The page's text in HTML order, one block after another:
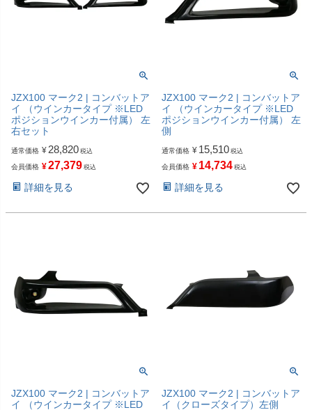
JZX100 マーク2 | コンバットア
イ （ウインカータイプ ※LED
ポジションウインカー付属） 左
右セット
通常価格 ¥ 28,820 税込
会員価格 ¥27,379 税込
詳細を見る
JZX100 マーク2 | コンバットア
イ （ウインカータイプ ※LED
ポジションウインカー付属） 左
側
通常価格 ¥ 15,510 税込
会員価格 ¥ 14,734 税込
詳細を見る
JZX100 マーク2 | コンバットア
イ （ウインカータイプ ※LED
JZX100 マーク2 | コンバットア
イ（クローズタイプ）左側